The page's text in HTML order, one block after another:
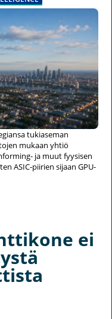
tukiaseman
mukaan yhtiö
ja muut fyysisen
ASIC-piirien sijaan GPU-
ei